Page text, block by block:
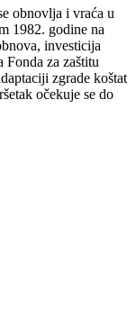
obnovlja i vraća u
1982. godine na
investicija
Fonda za zaštitu
zgrade koštat
očekuje se do